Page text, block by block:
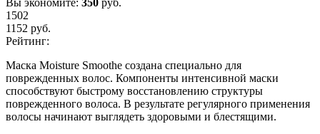
1502
1152 руб.
Рейтинг:
Маска Moisture Smoothe создана специально для
поврежденных волос. Компоненты интенсивной маски
способствуют быстрому восстановлению структуры
поврежденного волоса. В результате регулярного применения
волосы начинают выглядеть здоровыми и блестящими.